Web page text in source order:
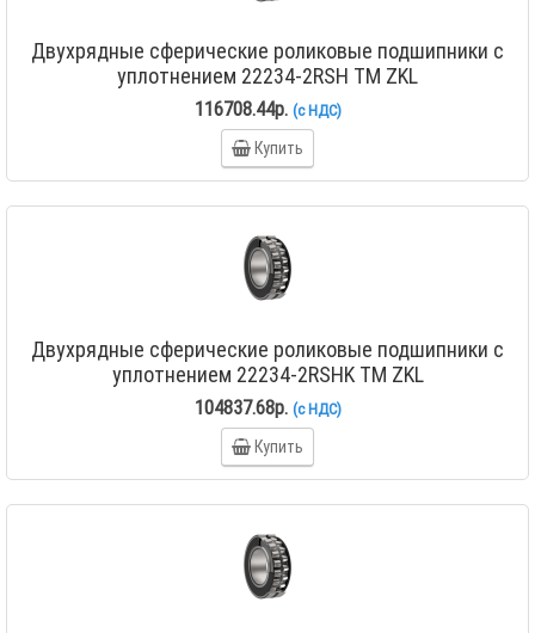
Двухрядные сферические роликовые подшипники с
уплотнением 22234-2RSH TM ZKL
116708.44р. (с НДС)
Купить
Двухрядные сферические роликовые подшипники с
уплотнением 22234-2RSHK TM ZKL
104837.68р. (с НДС)
Купить